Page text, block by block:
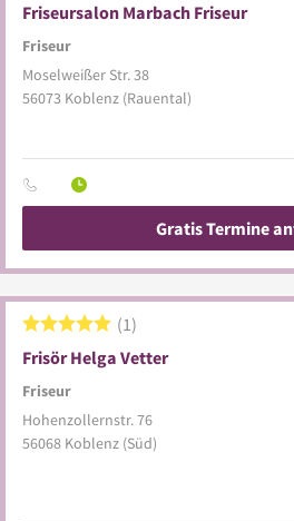
Friseursalon Marbach Friseur
Friseur
Moselweißer Str. 38
56073 Koblenz (Rauental)
Gratis Termine
Frisör Helga Vetter
Friseur
1
Hohenzollernstr. 76
56068 Koblenz (Süd)